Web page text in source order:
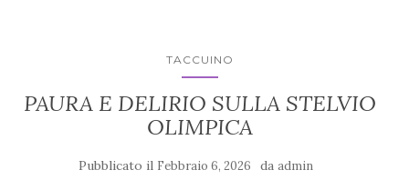
TACCUINO
PAURA E DELIRIO SULLA STELVIO
OLIMPICA
Pubblicato il Febbraio 6, 2026 da admin